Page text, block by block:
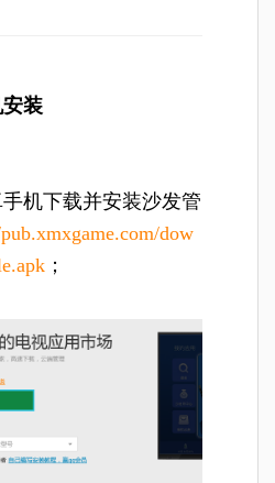
装
机下载并安装沙发管
dow
；